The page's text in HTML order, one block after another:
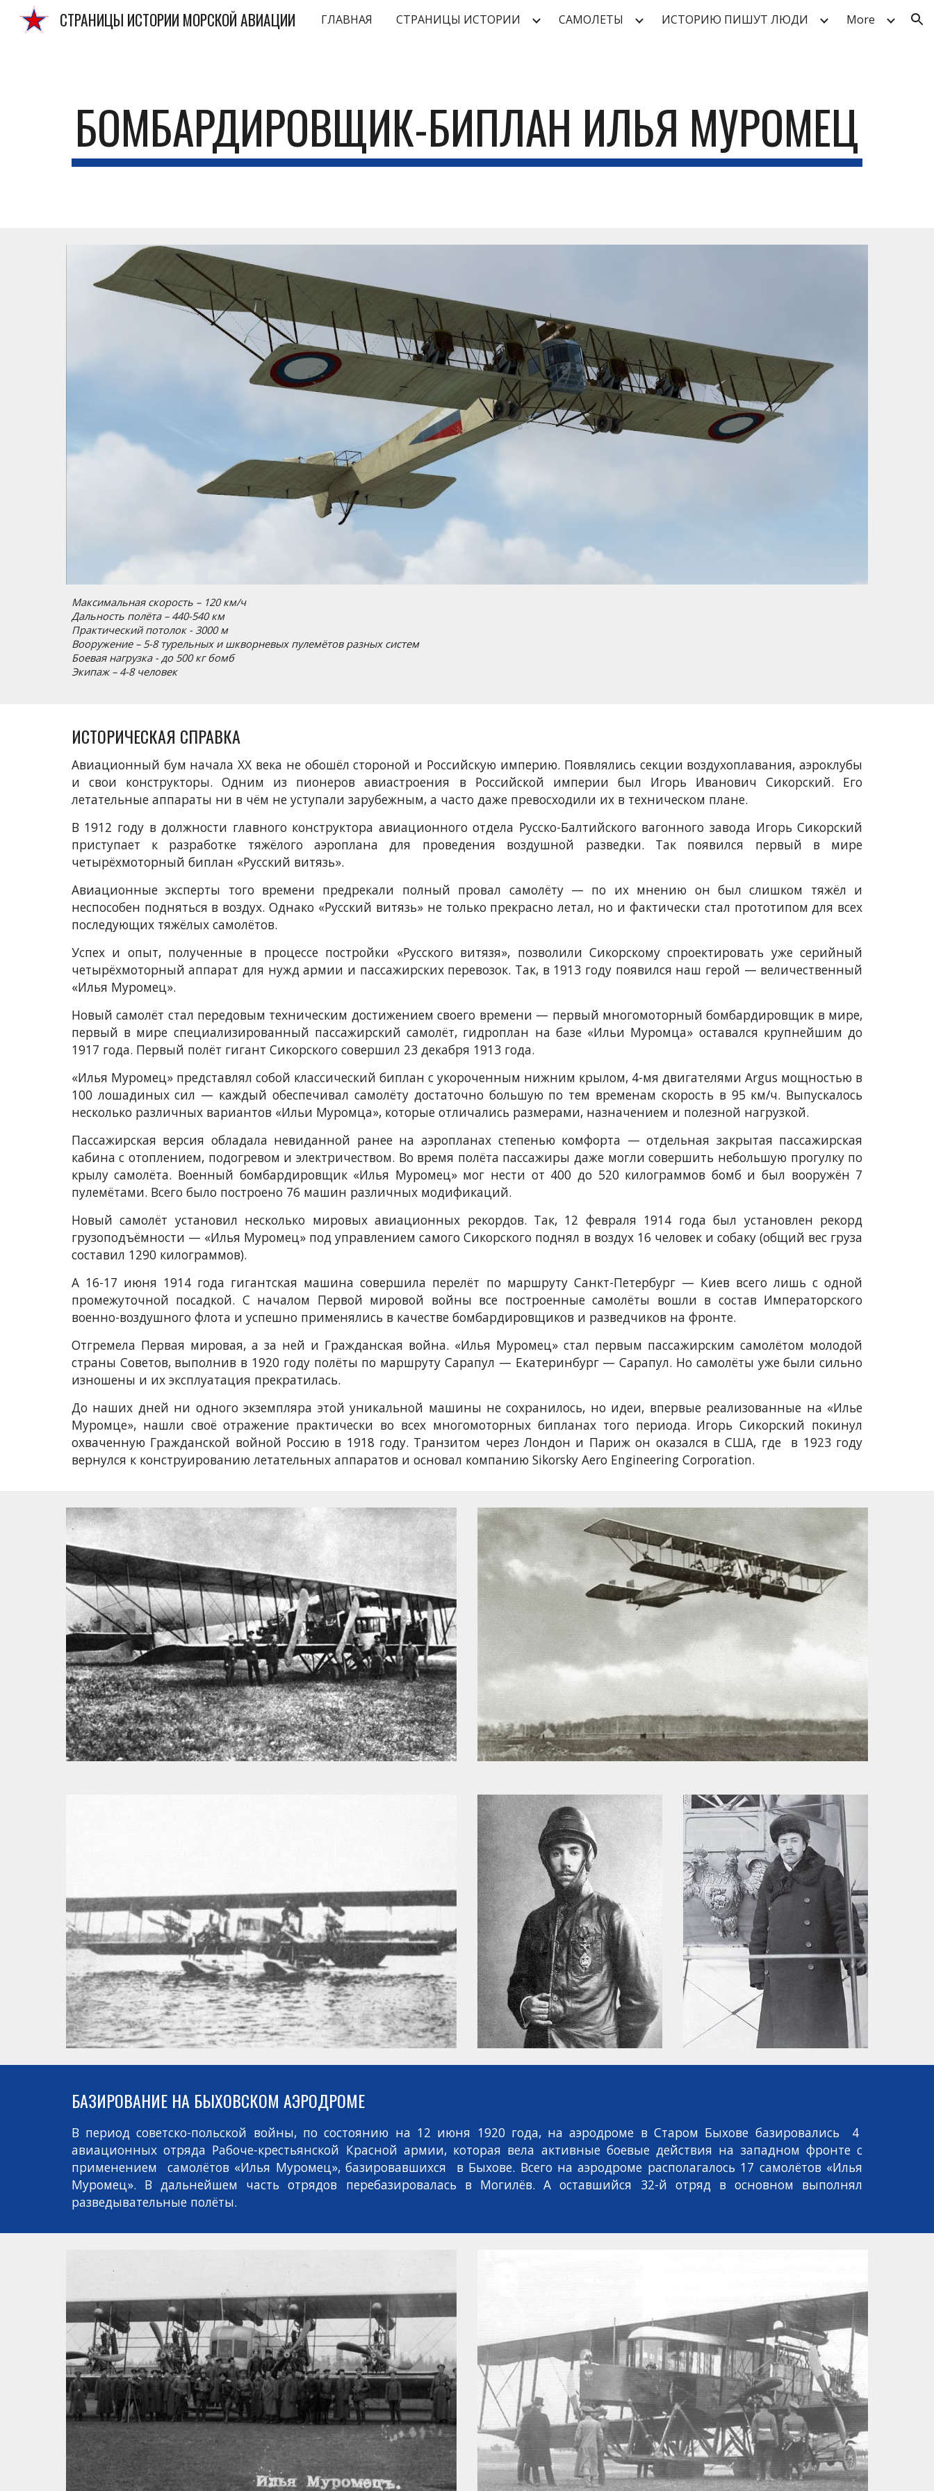
Skip to main content Skip to navigation
СТРАНИЦЫ ИСТОРИИ МОРСКОЙ АВИАЦИИ ГЛАВНАЯ СТРАНИЦЫ ИСТОРИИ САМОЛЕТЫ ИСТОРИЮ ПИШУТ ЛЮДИ More
БОМБАРДИРОВЩИК-БИПЛАН ИЛЬЯ МУРОМЕЦ
Максимальная скорость – 120 км/ч
Дальность полёта – 440-540 км
Практический потолок - 3000 м
Вооружение – 5-8 турельных и шкворневых пулемётов разных систем
Боевая нагрузка - до 500 кг бомб
Экипаж – 4-8 человек
ИСТОРИЧЕСКАЯ СПРАВКА
Авиационный бум начала XX века не обошёл стороной и Российскую империю. Появлялись секции воздухоплавания, аэроклубы
и свои конструкторы. Одним из пионеров авиастроения в Российской империи был Игорь Иванович Сикорский. Его
летательные аппараты ни в чём не уступали зарубежным, а часто даже превосходили их в техническом плане.
В 1912 году в должности главного конструктора авиационного отдела Русско-Балтийского вагонного завода Игорь Сикорский
приступает к разработке тяжёлого аэроплана для проведения воздушной разведки. Так появился первый в мире
четырёхмоторный биплан «Русский витязь».
Авиационные эксперты того времени предрекали полный провал самолёту — по их мнению он был слишком тяжёл и
неспособен подняться в воздух. Однако «Русский витязь» не только прекрасно летал, но и фактически стал прототипом для всех
последующих тяжёлых самолётов.
Успех и опыт, полученные в процессе постройки «Русского витязя», позволили Сикорскому спроектировать уже серийный
четырёхмоторный аппарат для нужд армии и пассажирских перевозок. Так, в 1913 году появился наш герой — величественный
«Илья Муромец».
Новый самолёт стал передовым техническим достижением своего времени — первый многомоторный бомбардировщик в мире,
первый в мире специализированный пассажирский самолёт, гидроплан на базе «Ильи Муромца» оставался крупнейшим до
1917 года. Первый полёт гигант Сикорского совершил 23 декабря 1913 года.
«Илья Муромец» представлял собой классический биплан с укороченным нижним крылом, 4-мя двигателями Argus мощностью в
100 лошадиных сил — каждый обеспечивал самолёту достаточно большую по тем временам скорость в 95 км/ч. Выпускалось
несколько различных вариантов «Ильи Муромца», которые отличались размерами, назначением и полезной нагрузкой.
Пассажирская версия обладала невиданной ранее на аэропланах степенью комфорта — отдельная закрытая пассажирская
кабина с отоплением, подогревом и электричеством. Во время полёта пассажиры даже могли совершить небольшую прогулку по
крылу самолёта. Военный бомбардировщик «Илья Муромец» мог нести от 400 до 520 килограммов бомб и был вооружён 7
пулемётами. Всего было построено 76 машин различных модификаций.
Новый самолёт установил несколько мировых авиационных рекордов. Так, 12 февраля 1914 года был установлен рекорд
грузоподъёмности — «Илья Муромец» под управлением самого Сикорского поднял в воздух 16 человек и собаку (общий вес груза
составил 1290 килограммов).
А 16-17 июня 1914 года гигантская машина совершила перелёт по маршруту Санкт-Петербург — Киев всего лишь с одной
промежуточной посадкой. С началом Первой мировой войны все построенные самолёты вошли в состав Императорского
военно-воздушного флота и успешно применялись в качестве бомбардировщиков и разведчиков на фронте.
Отгремела Первая мировая, а за ней и Гражданская война. «Илья Муромец» стал первым пассажирским самолётом молодой
страны Советов, выполнив в 1920 году полёты по маршруту Сарапул — Екатеринбург — Сарапул. Но самолёты уже были сильно
изношены и их эксплуатация прекратилась.
До наших дней ни одного экземпляра этой уникальной машины не сохранилось, но идеи, впервые реализованные на «Илье
Муромце», нашли своё отражение практически во всех многомоторных бипланах того периода. Игорь Сикорский покинул
охваченную Гражданской войной Россию в 1918 году. Транзитом через Лондон и Париж он оказался в США, где в 1923 году
вернулся к конструированию летательных аппаратов и основал компанию Sikorsky Aero Engineering Corporation.
БАЗИРОВАНИЕ НА БЫХОВСКОМ АЭРОДРОМЕ
В период советско-польской войны, по состоянию на 12 июня 1920 года, на аэродроме в Старом Быхове базировались 4
авиационных отряда Рабоче-крестьянской Красной армии, которая вела активные боевые действия на западном фронте с
применением самолётов «Илья Муромец», базировавшихся в Быхове. Всего на аэродроме располагалось 17 самолётов «Илья
Муромец». В дальнейшем часть отрядов перебазировалась в Могилёв. А оставшийся 32-й отряд в основном выполнял
разведывательные полёты.